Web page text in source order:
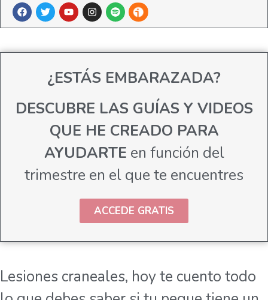
¿ESTÁS EMBARAZADA?
DESCUBRE LAS GUÍAS Y VIDEOS
QUE HE CREADO PARA
AYUDARTE en función del
trimestre en el que te encuentres
ACCEDE GRATIS
Lesiones craneales, hoy te cuento todo